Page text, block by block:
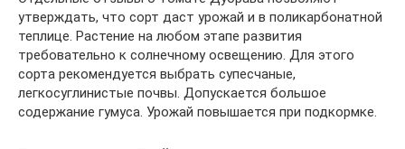
утверждать, что сорт даст урожай и в поликарбонатной
теплице. Растение на любом этапе развития
требовательно к солнечному освещению. Для этого
сорта рекомендуется выбрать супесчаные,
легкосуглинистые почвы. Допускается большое
содержание гумуса. Урожай повышается при подкормке.